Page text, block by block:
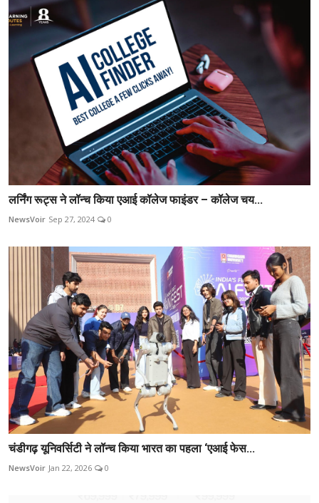
लर्निंग रूट्स ने लॉन्च किया एआई कॉलेज फाइंडर – कॉलेज चय...
NewsVoir Sep 27, 2024 0
चंडीगढ़ यूनिवर्सिटी ने लॉन्च किया भारत का पहला ‘एआई फेस...
NewsVoir Jan 22, 2026 0